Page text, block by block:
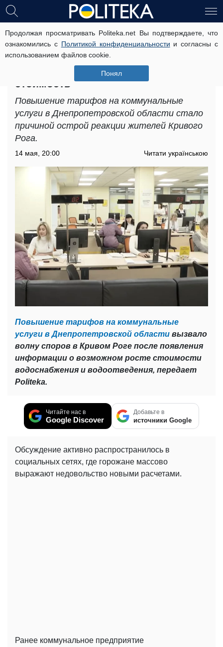
Продолжая просматривать Politeka.net Вы подтверждаете, что
ознакомились с Политикой конфиденциальности и согласны с
использованием файлов cookie.
Понял
Повышение тарифов на
коммунальные услуги в
Днепропетровской области: как
сильно планируют увеличить
стоимость
Повышение тарифов на коммунальные
услуги в Днепропетровской области стало
причиной острой реакции жителей Кривого
Рога.
14 мая, 20:00 Читати українською
Повышение тарифов на коммунальные
услуги в Днепропетровской области вызвало
волну споров в Кривом Роге после появления
информации о возможном росте стоимости
водоснабжения и водоотведения, передает
Politeka.
Читайте нас в
Google Discover
Добавьте в
источники Google
Обсуждение активно распространилось в
социальных сетях, где горожане массово
выражают недовольство новыми расчетами.
Ранее коммунальное предприятие